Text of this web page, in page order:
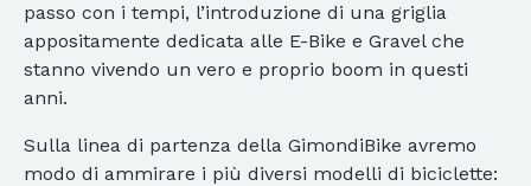
passo con i tempi, l’introduzione di una griglia
appositamente dedicata alle E-Bike e Gravel che
stanno vivendo un vero e proprio boom in questi
anni.
Sulla linea di partenza della GimondiBike avremo
modo di ammirare i più diversi modelli di biciclette: